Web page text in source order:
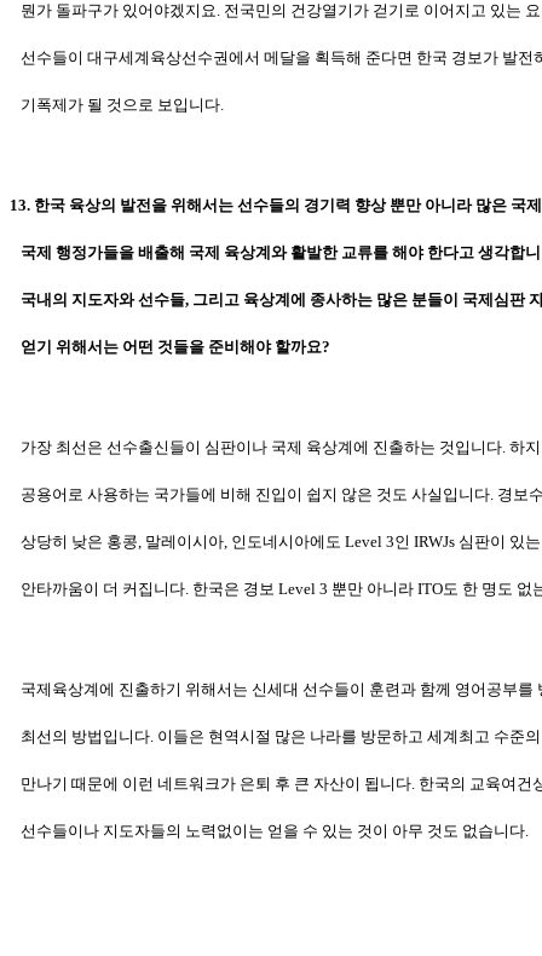
뭔가 돌파구가 있어야겠지요. 전국민의 건강열기가 걷기로 이어지고 있는
선수들이 대구세계육상선수권에서 메달을 획득해 준다면 한국 경보가 발전
기폭제가 될 것으로 보입니다.
13. 한국 육상의 발전을 위해서는 선수들의 경기력 향상 뿐만 아니라 많은 국
국제 행정가들을 배출해 국제 육상계와 활발한 교류를 해야 한다고 생각합
국내의 지도자와 선수들, 그리고 육상계에 종사하는 많은 분들이 국제심판
얻기 위해서는 어떤 것들을 준비해야 할까요?
가장 최선은 선수출신들이 심판이나 국제 육상계에 진출하는 것입니다. 하
공용어로 사용하는 국가들에 비해 진입이 쉽지 않은 것도 사실입니 다. 경보
상당히 낮은 홍콩, 말레이시아, 인도네시아에도 Level 3인 IRWJs 심판이 있
안타까움이 더 커집니다. 한국은 경보 Level 3 뿐만 아니라 ITO도 한 명도 없
국제육상계에 진출하기 위해서는 신세대 선수들이 훈련과 함께 영어공부를
최선의 방법입니다. 이들은 현역시절 많은 나라를 방문하고 세계최고 수준
만나기 때문에 이런 네트워크가 은퇴 후 큰 자산이 됩니다. 한국의 교육여건
선수들이나 지도자들의 노력 없이는 얻을 수 있는 것이 아무 것도 없습니다.